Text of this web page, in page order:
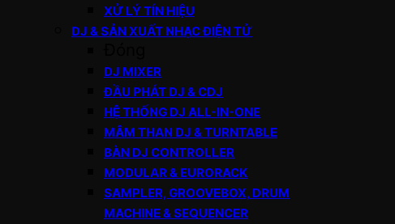
XỬ LÝ TÍN HIỆU
DJ & SẢN XUẤT NHẠC ĐIỆN TỬ
DJ MIXER
ĐẦU PHÁT DJ & CDJ
HỆ THỐNG DJ ALL-IN-ONE
MÂM THAN DJ & TURNTABLE
BÀN DJ CONTROLLER
MODULAR & EURORACK
SAMPLER, GROOVEBOX, DRUM
MACHINE & SEQUENCER